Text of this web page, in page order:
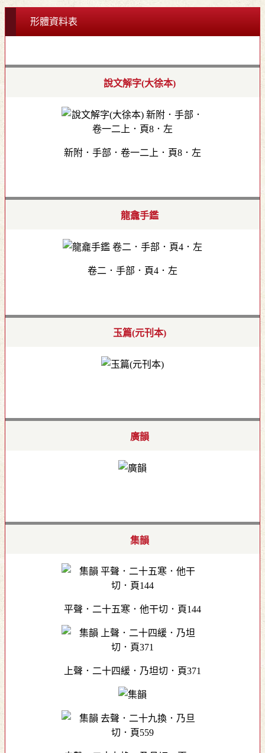
形體資料表
說文解字(大徐本)
新附．手部．卷一二上．頁8．左
龍龕手鑑
卷二．手部．頁4．左
玉篇(元刊本)
廣韻
集韻
平聲．二十五寒．他干切．頁144
上聲．二十四緩．乃坦切．頁371